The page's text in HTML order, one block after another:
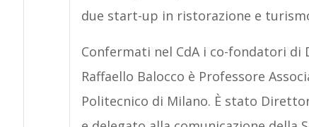
due start-up in ristorazione e
Confermati nel CdA i co-fondatori di
Raffaello Balocco è Professore
Politecnico di Milano. È stato